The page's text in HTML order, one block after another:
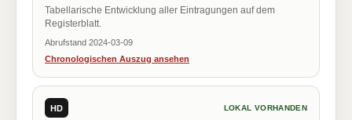
Tabellarische Entwicklung aller Eintragungen auf dem
Registerblatt.
Abrufstand 2024-03-09
Chronologischen Auszug ansehen
HD LOKAL VORHANDEN